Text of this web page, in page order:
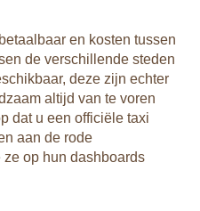
en kosten tussen
de verschillende steden
deze zijn echter
altijd van te voren
dat u een officiële taxi
aan de rode
op hun dashboards